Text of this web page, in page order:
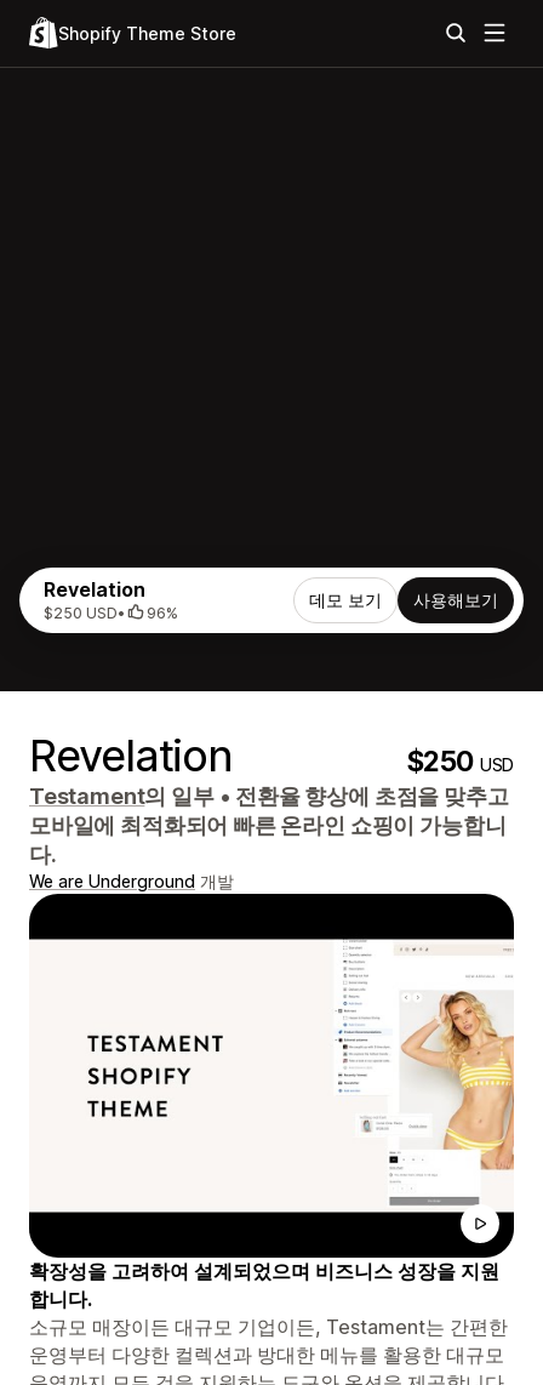
Shopify Theme Store
Revelation
$250 USD• 96%
데모 보기 사용해보기
Revelation $250USD
Testament의 일부 • 전환율 향상에 초점을 맞추고
모바일에 최적화되어 빠른 온라인 쇼핑이 가능합니
다.
We are Underground 개발
확장성을 고려하여 설계되었으며 비즈니스 성장을 지원
합니다.
소규모 매장이든 대규모 기업이든, Testament는 간편한
운영부터 다양한 컬렉션과 방대한 메뉴를 활용한 대규모